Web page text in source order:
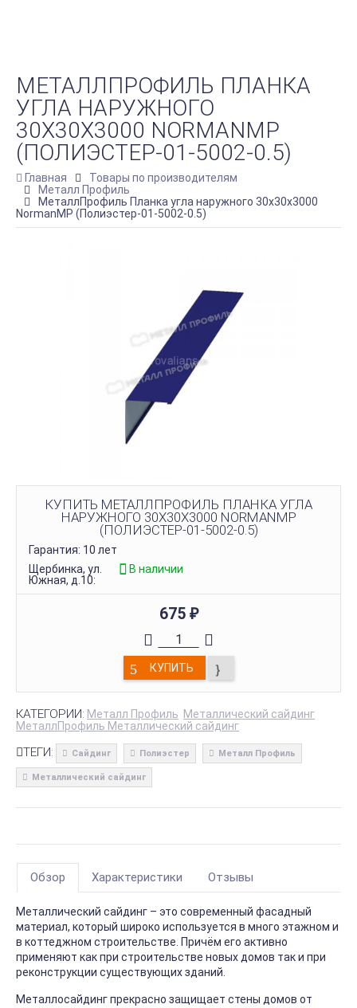
МЕТАЛЛПРОФИЛЬ ПЛАНКА
УГЛА НАРУЖНОГО
30Х30Х3000 NORMANMP
(ПОЛИЭСТЕР-01-5002-0.5)
Главная
Товары по производителям
Металл Профиль
МеталлПрофиль Планка угла наружного 30х30х3000
NormanMP (Полиэстер-01-5002-0.5)
КУПИТЬ МЕТАЛЛПРОФИЛЬ ПЛАНКА УГЛА
НАРУЖНОГО 30Х30Х3000 NORMANMP
(ПОЛИЭСТЕР-01-5002-0.5)
Гарантия: 10 лет
Щербинка, ул.
Южная, д.10:
В наличии
675 ₽
КУПИТЬ
КАТЕГОРИИ: Металл Профиль Металлический сайдинг
МеталлПрофиль Металлический сайдинг
ТЕГИ: Сайдинг Полиэстер Металл Профиль
Металлический сайдинг
Обзор Характеристики Отзывы
Металлический сайдинг – это современный фасадный
материал, который широко используется в много этажном и
в коттеджном строительстве. Причём его активно
применяют как при строительстве новых домов так и при
реконструкции существующих зданий.
Металлосайдинг прекрасно защищает стены домов от